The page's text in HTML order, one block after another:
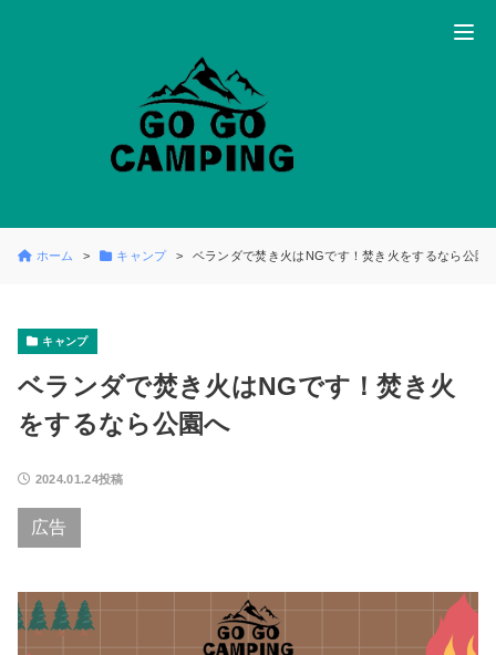
ホーム キャンプ ベランダで焚き火はNGです！焚き火をするなら公園
キャンプ
ベランダで焚き火はNGです！焚き火
をするなら公園へ
2024.01.24投稿
広告